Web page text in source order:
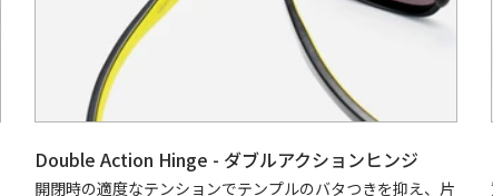
Double Action Hinge - ダブルアクションヒンジ
開閉時の適度なテンションでテンプルのバタつきを抑え、片